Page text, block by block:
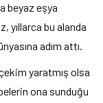
beyaz eşya
yıllarca bu alanda
adım attı.
yaratmış olsa
ona sunduğu